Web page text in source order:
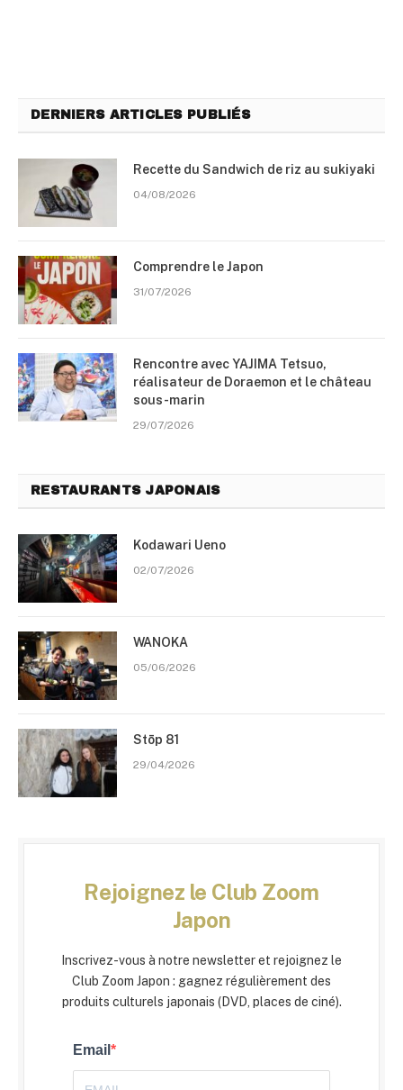
DERNIERS ARTICLES PUBLIÉS
Recette du Sandwich de riz au sukiyaki
04/08/2026
Comprendre le Japon
31/07/2026
Rencontre avec YAJIMA Tetsuo,
réalisateur de Doraemon et le château
sous-marin
29/07/2026
RESTAURANTS JAPONAIS
Kodawari Ueno
02/07/2026
WANOKA
05/06/2026
Stōp 81
29/04/2026
Rejoignez le Club Zoom
Japon
Inscrivez-vous à notre newsletter et rejoignez le
Club Zoom Japon : gagnez régulièrement des
produits culturels japonais (DVD, places de ciné).
Email